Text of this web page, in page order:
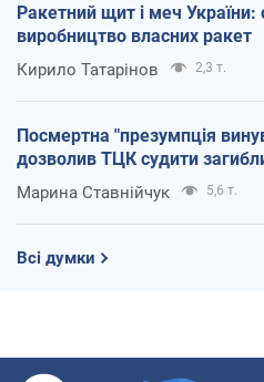
Ракетний щит і меч України:
виробництво власних ракет
Кирило Татарінов 2,3 т.
Посмертна "презумпція
дозволив ТЦК судити
Марина Ставнійчук 5,6 т.
Всі думки